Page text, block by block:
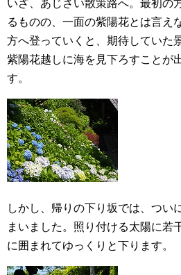
いざ、あじさい散策路へ。最初の
るものの、一面の紫陽花とは言え
方へ登っていくと、期待していた
紫陽花越しに海を見下ろすことが
す。
しかし、帰りの下り坂では、つい
まいました。照り付ける太陽に若
に囲まれてゆっくりと下ります。